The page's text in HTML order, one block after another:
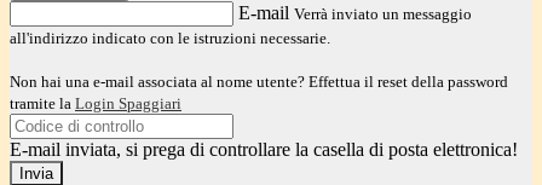
E-mail Verrà inviato un messaggio
all'indirizzo indicato con le istruzioni necessarie.
Non hai una e-mail associata al nome utente? Effettua il reset della password
tramite la Login Spaggiari
E-mail inviata, si prega di controllare la casella di posta elettronica!